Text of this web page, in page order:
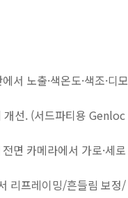
노출·색온도·색조·디모
개선. (서드파티용 Genloc
카메라에서 가로·세로
리프레이밍/흔들림 보정/